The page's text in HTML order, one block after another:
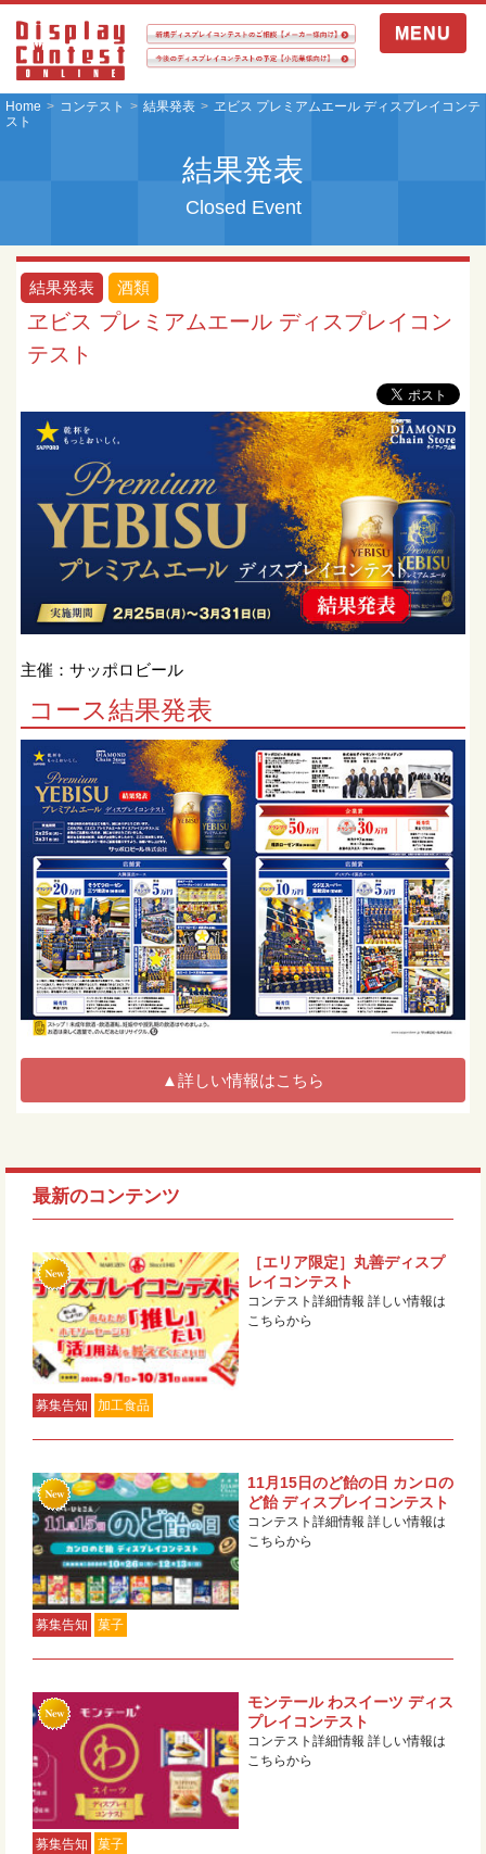
MENU
Home コンテスト 結果発表
ヱビス プレミアムエール ディスプレイコンテ
スト
結果発表
Closed Event
結果発表 酒類
ヱビス プレミアムエール ディスプレイコン
テスト
主催：サッポロビール
コース結果発表
▲詳しい情報はこちら
最新のコンテンツ
募集告知 加工食品
［エリア限定］丸善ディスプ
レイコンテスト
コンテスト詳細情報 詳しい情報は
こちらから
募集告知 菓子
11月15日のど飴の日 カンロの
ど飴 ディスプレイコンテスト
コンテスト詳細情報 詳しい情報は
こちらから
募集告知 菓子
モンテール わスイーツ ディス
プレイコンテスト
コンテスト詳細情報 詳しい情報は
こちらから